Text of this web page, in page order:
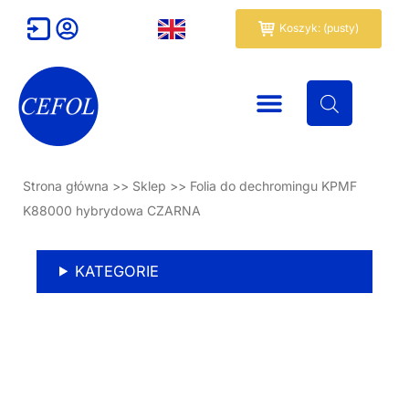
Koszyk: (pusty)
Wózek
Strona główna >> Sklep >> Folia do dechromingu KPMF
K88000 hybrydowa CZARNA
KATEGORIE